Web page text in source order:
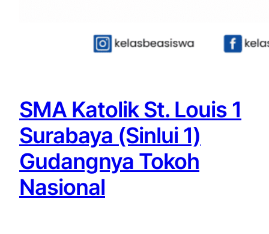
SMA Katolik St. Louis 1
Surabaya (Sinlui 1)
Gudangnya Tokoh
Nasional